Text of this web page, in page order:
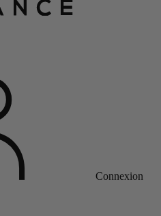
Connexion